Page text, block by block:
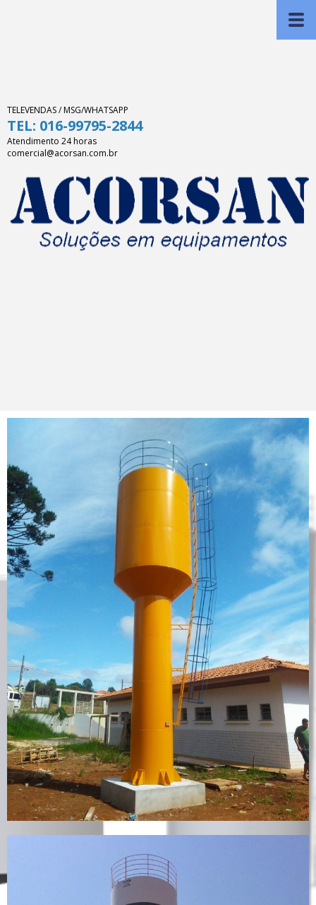
TELEVENDAS / MSG/WHATSAPP
TEL: 016-99795-2844
Atendimento 24 horas
comercial@acorsan.com.br